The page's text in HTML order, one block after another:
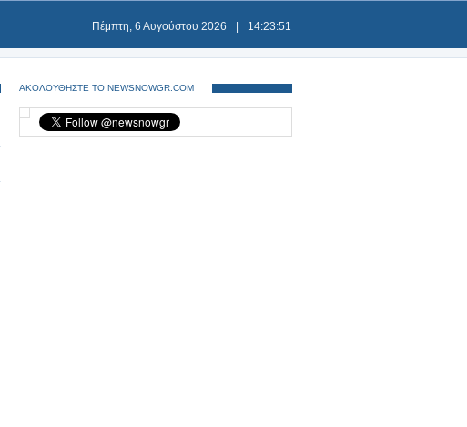
Πέμπτη, 6 Αυγούστου 2026 14:23:52
ΑΚΟΛΟΥΘΗΣΤΕ ΤΟ NEWSNOWGR.COM